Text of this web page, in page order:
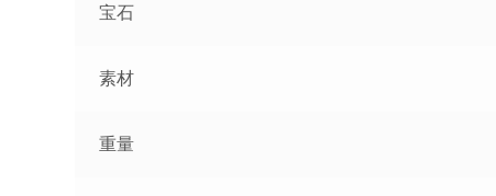
宝石
素材
重量